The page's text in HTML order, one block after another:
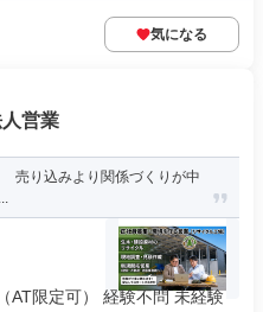
気になる
営業
売り込みより関係づくりが中
AT限定可） 経験不問 未経験